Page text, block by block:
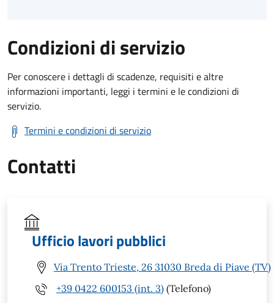
Condizioni di servizio
Per conoscere i dettagli di scadenze, requisiti e altre
informazioni importanti, leggi i termini e le condizioni di
servizio.
Termini e condizioni di servizio
Contatti
Ufficio lavori pubblici
Via Trento Trieste, 26 31030 Breda di Piave (TV)
+39 0422 600153 (int. 3) (Telefono)